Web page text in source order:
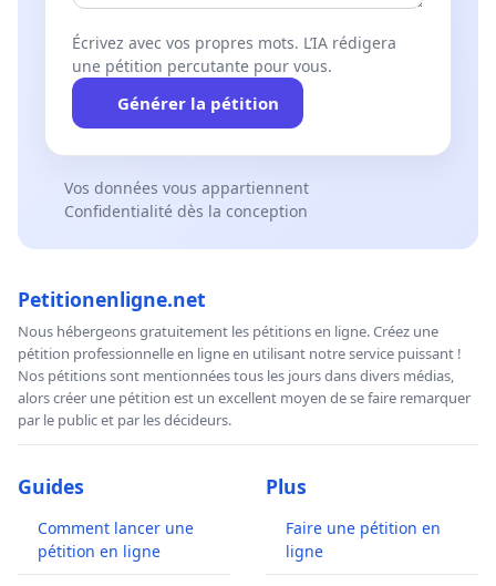
Écrivez avec vos propres mots. L’IA rédigera
une pétition percutante pour vous.
Générer la pétition
Vos données vous appartiennent
Confidentialité dès la conception
Petitionenligne.net
Nous hébergeons gratuitement les pétitions en ligne. Créez une
pétition professionnelle en ligne en utilisant notre service puissant !
Nos pétitions sont mentionnées tous les jours dans divers médias,
alors créer une pétition est un excellent moyen de se faire remarquer
par le public et par les décideurs.
Guides
Comment lancer une
pétition en ligne
Plus
Faire une pétition en
ligne